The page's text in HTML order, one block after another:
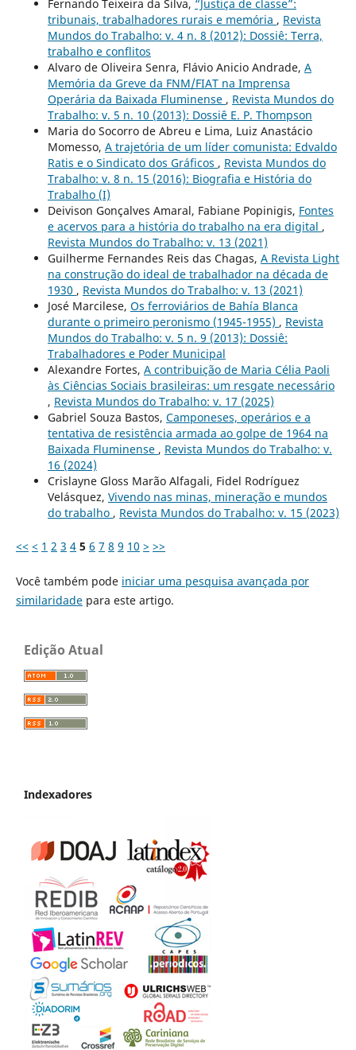
Fernando Teixeira da Silva, “Justiça de classe”:
tribunais, trabalhadores rurais e memória , Revista
Mundos do Trabalho: v. 4 n. 8 (2012): Dossiê: Terra,
trabalho e conflitos
Alvaro de Oliveira Senra, Flávio Anicio Andrade, A
Memória da Greve da FNM/FIAT na Imprensa
Operária da Baixada Fluminense , Revista Mundos do
Trabalho: v. 5 n. 10 (2013): Dossiê E. P. Thompson
Maria do Socorro de Abreu e Lima, Luiz Anastácio
Momesso, A trajetória de um líder comunista: Edvaldo
Ratis e o Sindicato dos Gráficos , Revista Mundos do
Trabalho: v. 8 n. 15 (2016): Biografia e História do
Trabalho (I)
Deivison Gonçalves Amaral, Fabiane Popinigis, Fontes
e acervos para a história do trabalho na era digital ,
Revista Mundos do Trabalho: v. 13 (2021)
Guilherme Fernandes Reis das Chagas, A Revista Light
na construção do ideal de trabalhador na década de
1930 , Revista Mundos do Trabalho: v. 13 (2021)
José Marcilese, Os ferroviários de Bahía Blanca
durante o primeiro peronismo (1945-1955) , Revista
Mundos do Trabalho: v. 5 n. 9 (2013): Dossiê:
Trabalhadores e Poder Municipal
Alexandre Fortes, A contribuição de Maria Célia Paoli
às Ciências Sociais brasileiras: um resgate necessário
, Revista Mundos do Trabalho: v. 17 (2025)
Gabriel Souza Bastos, Camponeses, operários e a
tentativa de resistência armada ao golpe de 1964 na
Baixada Fluminense , Revista Mundos do Trabalho: v.
16 (2024)
Crislayne Gloss Marão Alfagali, Fidel Rodríguez
Velásquez, Vivendo nas minas, mineração e mundos
do trabalho , Revista Mundos do Trabalho: v. 15 (2023)
<< < 1 2 3 4 5 6 7 8 9 10 > >>
Você também pode iniciar uma pesquisa avançada por
similaridadepara este artigo.
Edição Atual
Indexadores